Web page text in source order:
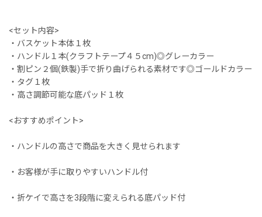
<セット内容>
・バスケット本体１枚
・ハンドル１本(クラフトテープ４５cm)◎グレーカラー
・割ピン２個(鉄製)手で折り曲げられる素材です◎ゴールドカラー
・タグ１枚
・高さ調節可能な底パッド１枚
<おすすめポイント>
・ハンドルの高さで商品を大きく見せられます
・お客様が手に取りやすいハンドル付
・折ケイで高さを3段階に変えられる底パッド付